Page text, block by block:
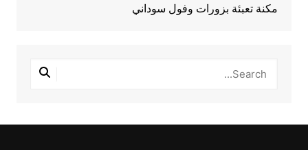
مكنة تعبئة بزورات وفول سوداني